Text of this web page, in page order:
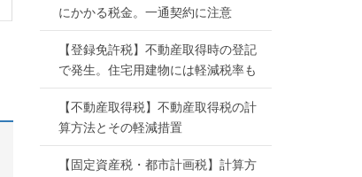
にかかる税金。一通契約に注意
【登録免許税】不動産取得時の登記
で発生。住宅用建物には軽減税率も
【不動産取得税】不動産取得税の計
算方法とその軽減措置
【固定資産税・都市計画税】計算方